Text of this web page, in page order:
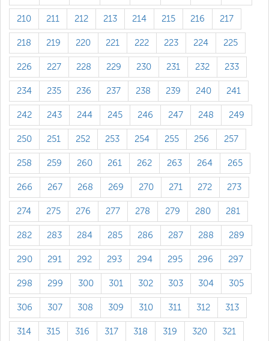
210 211 212 213 214 215 216 217
218 219 220 221 222 223 224 225
226 227 228 229 230 231 232 233
234 235 236 237 238 239 240 241
242 243 244 245 246 247 248 249
250 251 252 253 254 255 256 257
258 259 260 261 262 263 264 265
266 267 268 269 270 271 272 273
274 275 276 277 278 279 280 281
282 283 284 285 286 287 288 289
290 291 292 293 294 295 296 297
298 299 300 301 302 303 304 305
306 307 308 309 310 311 312 313
314 315 316 317 318 319 320 321